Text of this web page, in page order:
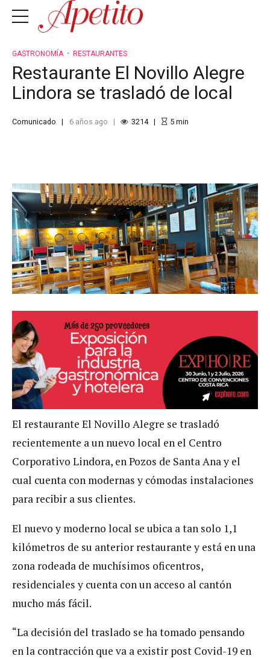
GASTRONOMÍA RESTAURANTES
Restaurante El Novillo Alegre
Lindora se trasladó de local
Comunicado 6 años ago 3214 5min
El restaurante El Novillo Alegre se trasladó
recientemente a un nuevo local en el Centro
Corporativo Lindora, en Pozos de Santa Ana y el
cual cuenta con modernas y cómodas instalaciones
para recibir a sus clientes.
El nuevo y moderno local se ubica a tan solo 1,1
kilómetros de su anterior restaurante y está en una
zona rodeada de muchísimos oficentros,
residenciales y cuenta con un acceso al cantón
mucho más fácil.
“La decisión del traslado se ha tomado pensando
en la contracción que va a existir post Covid-19 en